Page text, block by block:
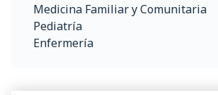
Medicina Familiar y Comunitaria
Pediatría
Enfermería